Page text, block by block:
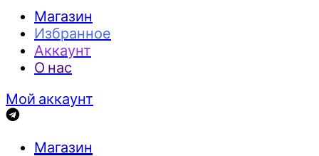
Магазин
Избранное
Аккаунт
О нас
Мой аккаунт
Магазин